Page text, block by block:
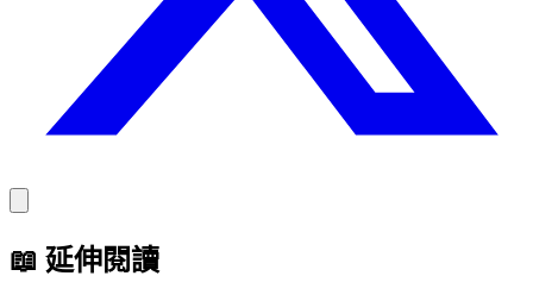
📖 延伸閱讀